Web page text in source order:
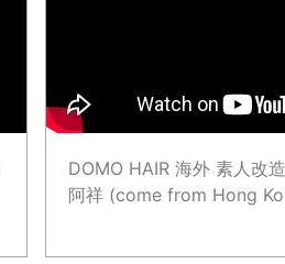
DOMO HAIR 海外 素人改
阿祥 (come from Hong